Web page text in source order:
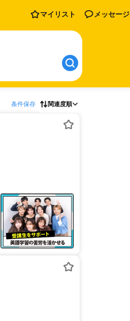
マイリスト メッセージ
条件保存 関連度順